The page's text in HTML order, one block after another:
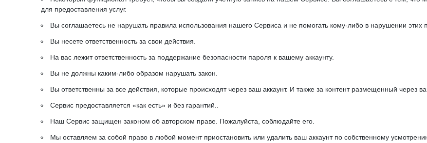
для предоставления услуг.
Вы соглашаетесь не нарушать правила использования нашего Сервиса и не помогать кому-либо в нарушении этих
Вы несете ответственность за свои действия.
На вас лежит ответственность за поддержание безопасности пароля к вашему аккаунту.
Вы не должны каким-либо образом нарушать закон.
Вы ответственны за все действия, которые происходят через ваш аккаунт. И также за контент размещенный через
Сервис предоставляется «как есть» и без гарантий..
Наш Сервис защищен законом об авторском праве. Пожалуйста, соблюдайте его.
Мы оставляем за собой право в любой момент приостановить или удалить ваш аккаунт по собственному